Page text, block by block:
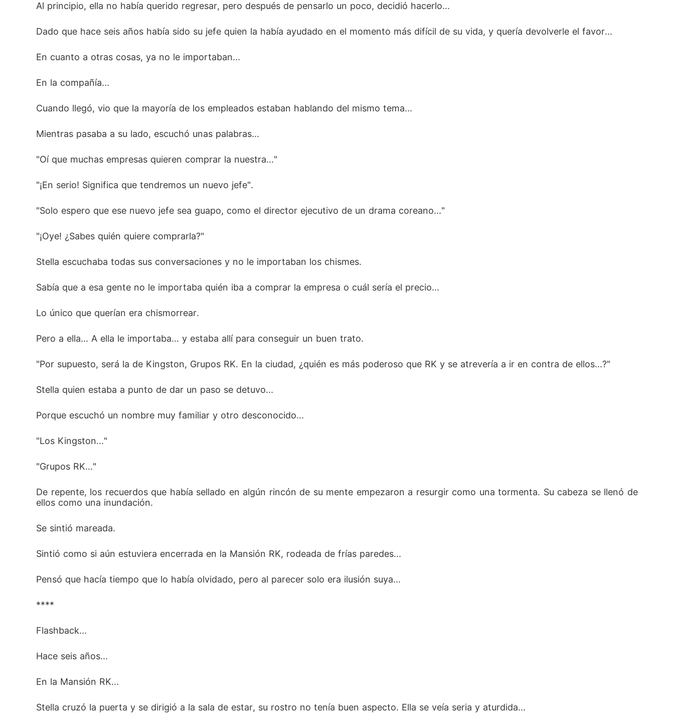
Al principio, ella no había querido regresar, pero después de pensarlo un poco, decidió hacerlo...
Dado que hace seis años había sido su jefe quien la había ayudado en el momento más difícil de su vida, y quería devolverle el favor...
En cuanto a otras cosas, ya no le importaban...
En la compañía...
Cuando llegó, vio que la mayoría de los empleados estaban hablando del mismo tema...
Mientras pasaba a su lado, escuchó unas palabras...
"Oí que muchas empresas quieren comprar la nuestra..."
"¡En serio! Significa que tendremos un nuevo jefe".
"Solo espero que ese nuevo jefe sea guapo, como el director ejecutivo de un drama coreano..."
"¡Oye! ¿Sabes quién quiere comprarla?"
Stella escuchaba todas sus conversaciones y no le importaban los chismes.
Sabía que a esa gente no le importaba quién iba a comprar la empresa o cuál sería el precio...
Lo único que querían era chismorrear.
Pero a ella... A ella le importaba... y estaba allí para conseguir un buen trato.
"Por supuesto, será la de Kingston, Grupos RK. En la ciudad, ¿quién es más poderoso que RK y se atrevería a ir en contra de ellos...?"
Stella quien estaba a punto de dar un paso se detuvo...
Porque escuchó un nombre muy familiar y otro desconocido...
"Los Kingston..."
"Grupos RK..."
De repente, los recuerdos que había sellado en algún rincón de su mente empezaron a resurgir como una tormenta. Su cabeza se llenó de
ellos como una inundación.
Se sintió mareada.
Sintió como si aún estuviera encerrada en la Mansión RK, rodeada de frías paredes...
Pensó que hacía tiempo que lo había olvidado, pero al parecer solo era ilusión suya...
****
Flashback...
Hace seis años...
En la Mansión RK...
Stella cruzó la puerta y se dirigió a la sala de estar, su rostro no tenía buen aspecto. Ella se veía seria y aturdida...